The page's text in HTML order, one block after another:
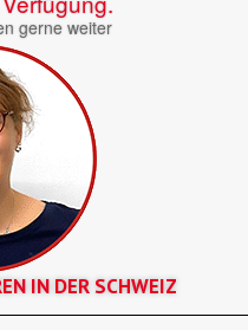
gerne weiter
IN DER SCHWEIZ